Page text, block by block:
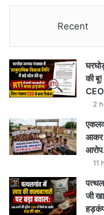
Recent
की बू!
2
आकर
11
जी